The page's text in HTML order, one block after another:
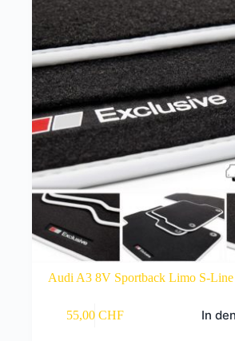
Audi A3 8V Sportback Limo S-
55,00 CHF In